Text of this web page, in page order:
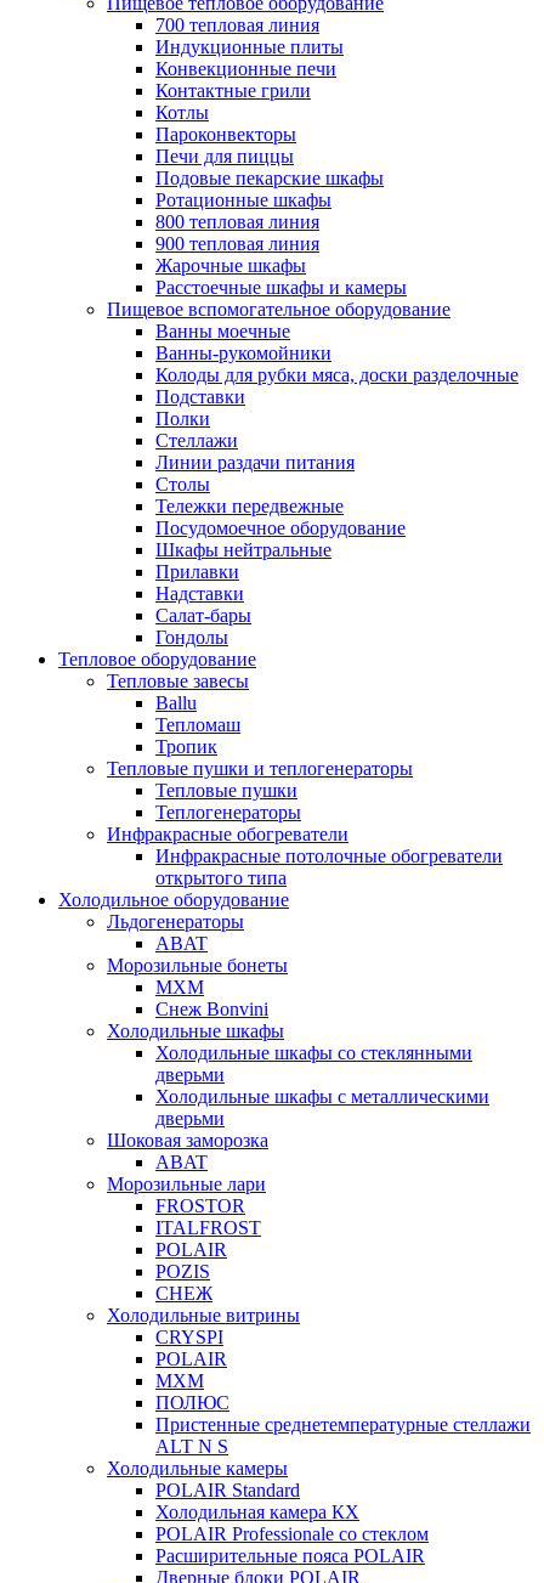
700 тепловая линия
Индукционные плиты
Конвекционные печи
Контактные грили
Котлы
Пароконвекторы
Печи для пиццы
Подовые пекарские шкафы
Ротационные шкафы
800 тепловая линия
900 тепловая линия
Жарочные шкафы
Расстоечные шкафы и камеры
Пищевое вспомогательное оборудование
Ванны моечные
Ванны-рукомойники
Колоды для рубки мяса, доски разделочные
Подставки
Полки
Стеллажи
Линии раздачи питания
Столы
Тележки передвежные
Посудомоечное оборудование
Шкафы нейтральные
Прилавки
Надставки
Салат-бары
Гондолы
Тепловое оборудование
Тепловые завесы
Ballu
Тепломаш
Тропик
Тепловые пушки и теплогенераторы
Тепловые пушки
Теплогенераторы
Инфракрасные обогреватели
Инфракрасные потолочные обогреватели
открытого типа
Холодильное оборудование
Льдогенераторы
ABAT
Морозильные бонеты
МХМ
Снеж Bonvini
Холодильные шкафы
Холодильные шкафы cо стеклянными
дверьми
Холодильные шкафы с металлическими
дверьми
Шоковая заморозка
ABAT
Морозильные лари
FROSTOR
ITALFROST
POLAIR
POZIS
СНЕЖ
Холодильные витрины
CRYSPI
POLAIR
МХМ
ПОЛЮС
Пристенные среднетемпературные стеллажи
ALT N S
Холодильные камеры
POLAIR Standard
Холодильная камера КХ
POLAIR Professionale со стеклом
Расширительные пояса POLAIR
Дверные блоки POLAIR